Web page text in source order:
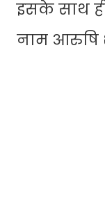
इसके साथ
नाम आरुषि